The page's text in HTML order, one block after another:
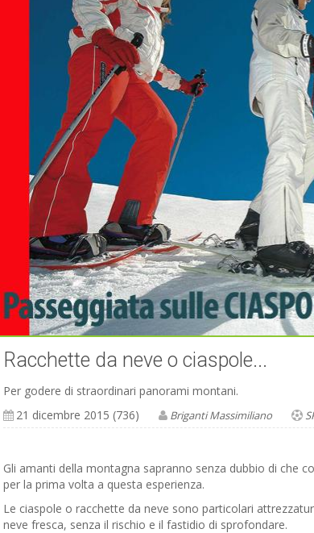
Racchette da neve o ciaspole...
Per godere di straordinari panorami montani.
21 dicembre 2015 (736)
Briganti Massimiliano
Gli amanti della montagna sapranno senza dubbio di che
per la prima volta a questa esperienza.
Le ciaspole o racchette da neve sono particolari
neve fresca, senza il rischio e il fastidio di sprofondare.